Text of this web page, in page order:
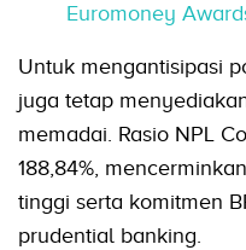
Euromoney
Untuk mengantisipasi
juga tetap
memadai. Rasio NPL
188,84%,
tinggi serta komitmen
prudential banking.